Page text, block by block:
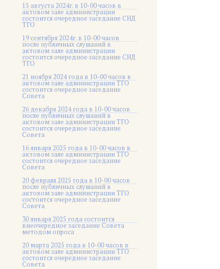
15 августа 2024г. в 10-00 часов в
актовом зале администрации
состоится очередное заседание СНД
ТГО
19 сентября 2024г. в 10-00 часов
после публичных слушаний в
актовом зале администрации
состоится очередное заседание СНД
ТГО
21 ноября 2024 года в 10-00 часов в
актовом зале администрации ТГО
состоится очередное заседание
Совета
26 декабря 2024 года в 10-00 часов
после публичных слушаний в
актовом зале администрации ТГО
состоится очередное заседание
Совета
16 января 2025 года в 10-00 часов в
актовом зале администрации ТГО
состоится очередное заседание
Совета
20 февраля 2025 года в 10-00 часов
после публичных слушаний в
актовом зале администрации ТГО
состоится очередное заседание
Совета
30 января 2025 года состоится
внеочередное заседание Совета
методом опроса
20 марта 2025 года в 10-00 часов в
актовом зале администрации ТГО
состоится очередное заседание
Совета